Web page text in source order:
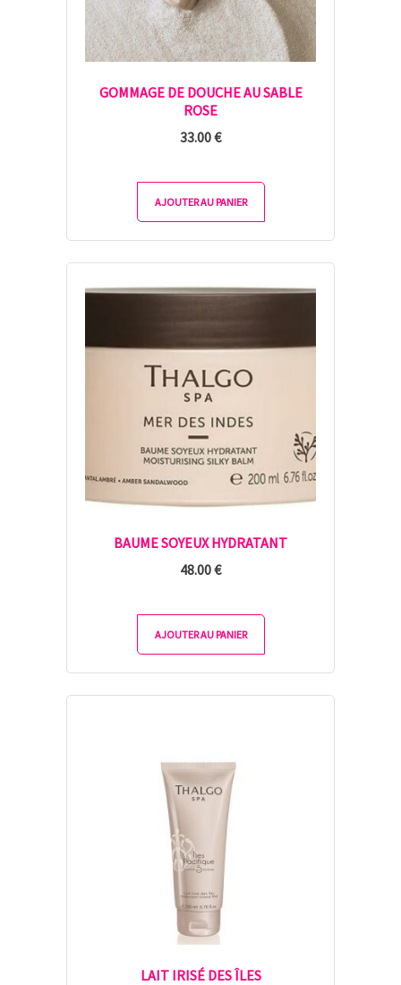
GOMMAGE DE DOUCHE AU SABLE
ROSE
33.00€
AJOUTER AU PANIER
BAUME SOYEUX HYDRATANT
48.00€
AJOUTER AU PANIER
LAIT IRISÉ DES ÎLES